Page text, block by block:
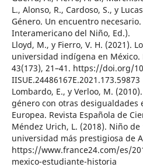
L., Alonso, R., Cardoso, S., y
Género. Un encuentro
Interamericano del Niño, Ed.).
Lloyd, M., y Fierro, V. H. (2021).
universidad indígena en México.
43(173), 21–41. https://doi.org/
IISUE.24486167E.2021.173.59873
Lombardo, E., y Verloo, M.
género con otras desigualdades
Europea. Revista Española de
Méndez Urich, L. (2018). Niño
universidad más prestigiosa de
https://www.france24.com/es/
mexico-estudiante-historia